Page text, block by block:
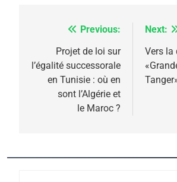
Navigation
l’article
Previous:
Projet de loi sur
l’égalité successorale
en Tunisie : où en
sont l’Algérie et
le Maroc ?
Next:
Vers la
5
2025,
meurtrière
rapport
FRANCE
FIÈRE, DIGNE